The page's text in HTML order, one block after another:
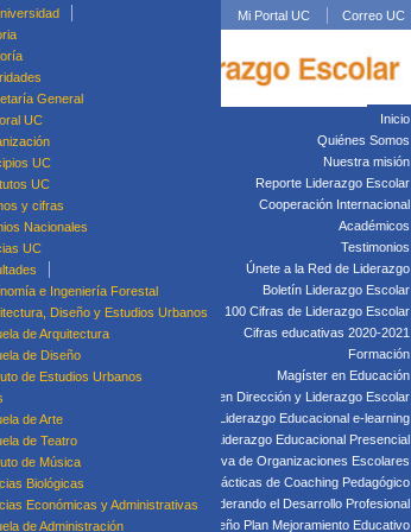
Mi Portal UC Correo UC
General
UC
UC
UC
y cifras
Nacionales
UC
e Ingeniería Forestal
Diseño y Estudios Urbanos
de Arquitectura
de Diseño
de Estudios Urbanos
de Arte
de Teatro
de Música
Biológicas
Económicas y Administrativas
de Administración
Inicio
Quiénes Somos
Nuestra misión
Reporte Liderazgo Escolar
Cooperación Internacional
Académicos
Testimonios
Únete a la Red de Liderazgo
Boletín Liderazgo Escolar
100 Cifras de Liderazgo Escolar
Cifras educativas 2020-2021
Formación
Magíster en Educación
Diplomado en Dirección y Liderazgo Escolar
Diplomado en Liderazgo Educacional e-learning
Diplomado en Liderazgo Educacional Presencial
Diplomado en Gestión Directiva de Organizaciones Escolares
Taller: Prácticas de Coaching Pedagógico
Taller: Liderando el Desarrollo Profesional
Taller: Diseño Plan Mejoramiento Educativo